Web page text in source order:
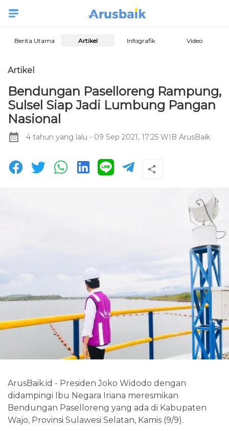
Berita Utama Artikel Infografik Video
Artikel
Bendungan Paselloreng Rampung,
Sulsel Siap Jadi Lumbung Pangan
Nasional
4 tahun yang lalu - 09 Sep 2021, 17:25 WIB ArusBaik
ArusBaik.id - Presiden Joko Widodo dengan
didampingi Ibu Negara Iriana meresmikan
Bendungan Paselloreng yang ada di Kabupaten
Wajo, Provinsi Sulawesi Selatan, Kamis (9/9).